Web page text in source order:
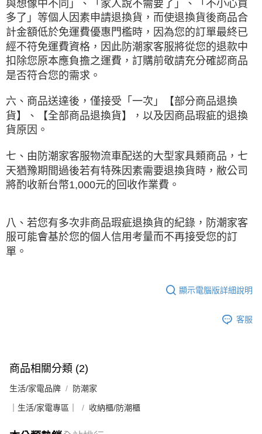
與想像中不同」、「家人說不需要了」、「不小心買
多了」等個人因素申請退換貨，而使退換貨後商品合
計金額低於免運費優惠門檻時，因為您的訂單最終已
經不符免運費資格，因此防潮家客服將從您的退款中
扣除您原本應負擔之運費，訂購前敬請充分確認商品
是否符合您的需求。
六、商品送達後，僅接受「一次」【部分商品退換
貨】、【全部商品退換貨】，以及因商品瑕疵的退換
貨原因。
七、由防潮家客服物流車配送的大型家具類商品，七
天猶豫期間過後若有特殊因素需要退換貨時，敝公司
將酌收新台幣1,000元的回收作業費。
八、若您有多次非商品瑕疵退換貨的紀錄，防潮家客
服可能會基於您的個人信用考量而不再接受您的訂
單。
顯示電腦版詳細說明
客服
商品相關分類 (2)
生活/家電品牌 防潮家
｜生活/家電專區｜ 收納櫃/防潮櫃